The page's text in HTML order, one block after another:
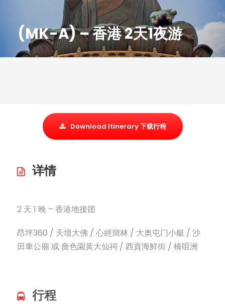
(MK-A) – 香港 2天1夜游
Download Itinerary 下载行程
详情
2 天 1 晚 – 香港地接团
昂坪360 / 天壇大佛 / 心經簡林 / 大奥屯门小艇 / 沙
田車公廟 或 嗇色園黃大仙祠 / 西貢海鮮街 / 橋咀洲
行程